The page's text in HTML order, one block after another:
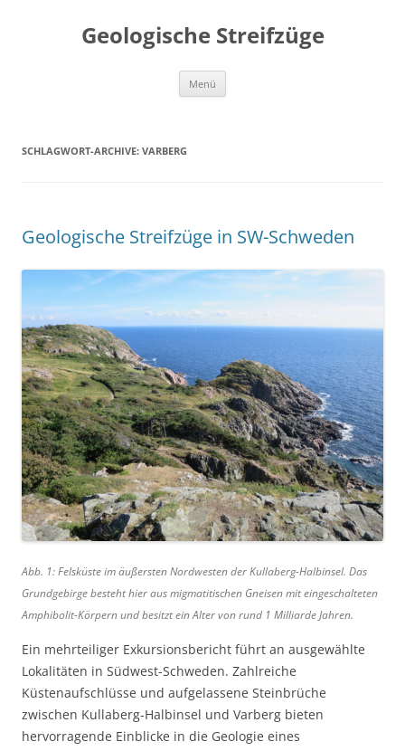
Geologische Streifzüge
Menü
SCHLAGWORT-ARCHIVE: VARBERG
Geologische Streifzüge in SW-Schweden
Abb. 1: Felsküste im äußersten Nordwesten der Kullaberg-Halbinsel. Das
Grundgebirge besteht hier aus migmatitischen Gneisen mit eingeschalteten
Amphibolit-Körpern und besitzt ein Alter von rund 1 Milliarde Jahren.
Ein mehrteiliger Exkursionsbericht führt an ausgewählte
Lokalitäten in Südwest-Schweden. Zahlreiche
Küstenaufschlüsse und aufgelassene Steinbrüche
zwischen Kullaberg-Halbinsel und Varberg bieten
hervorragende Einblicke in die Geologie eines